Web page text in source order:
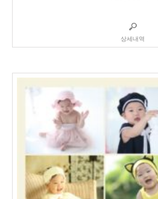
상세내역